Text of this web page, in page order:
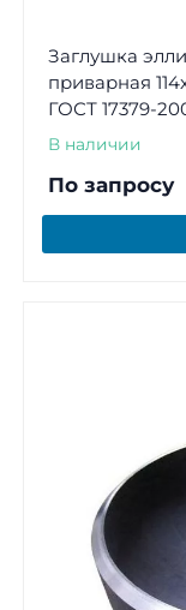
Заглушка
приварная
ГОСТ 17379-
В наличии
По запросу